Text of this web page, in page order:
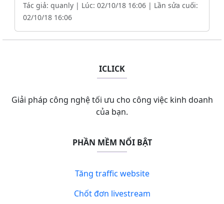
Tác giả: quanly | Lúc: 02/10/18 16:06 | Lần sửa cuối:
02/10/18 16:06
ICLICK
Giải pháp công nghệ tối ưu cho công việc kinh doanh
của bạn.
PHẦN MỀM NỔI BẬT
Tăng traffic website
Chốt đơn livestream